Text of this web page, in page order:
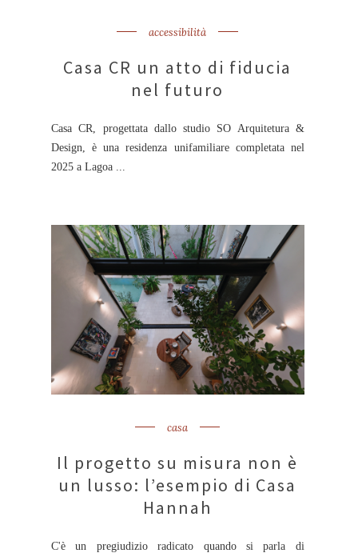
accessibilità
Casa CR un atto di fiducia
nel futuro
Casa CR, progettata dallo studio SO Arquitetura &
Design, è una residenza unifamiliare completata nel
2025 a Lagoa ...
casa
Il progetto su misura non è
un lusso: l’esempio di Casa
Hannah
C'è un pregiudizio radicato quando si parla di